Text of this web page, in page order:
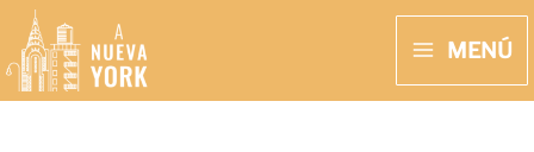
contenido
MENÚ